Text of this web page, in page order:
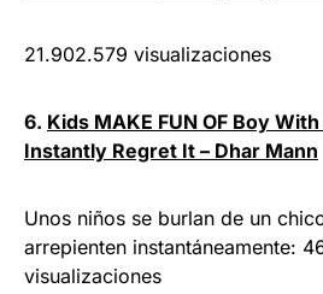
21.902.579 visualizaciones
6. Kids MAKE FUN OF Boy
Instantly Regret It – Dhar Mann
Unos niños se burlan de un
arrepienten instantáneamente:
visualizaciones